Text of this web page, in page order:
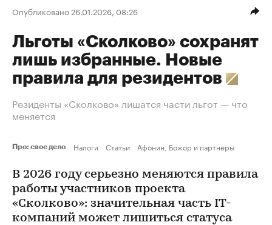
Опубликовано 26.01.2026, 08:26
Льготы «Сколково» сохранят
лишь избранные. Новые
правила для резидентов
Резиденты «Сколково» лишатся части льгот — что
меняется
Про: свое дело Налоги Статьи Афонин, Божор и партнеры
В 2026 году серьезно меняются правила
работы участников проекта
«Сколково»: значительная часть IT-
компаний может лишиться статуса